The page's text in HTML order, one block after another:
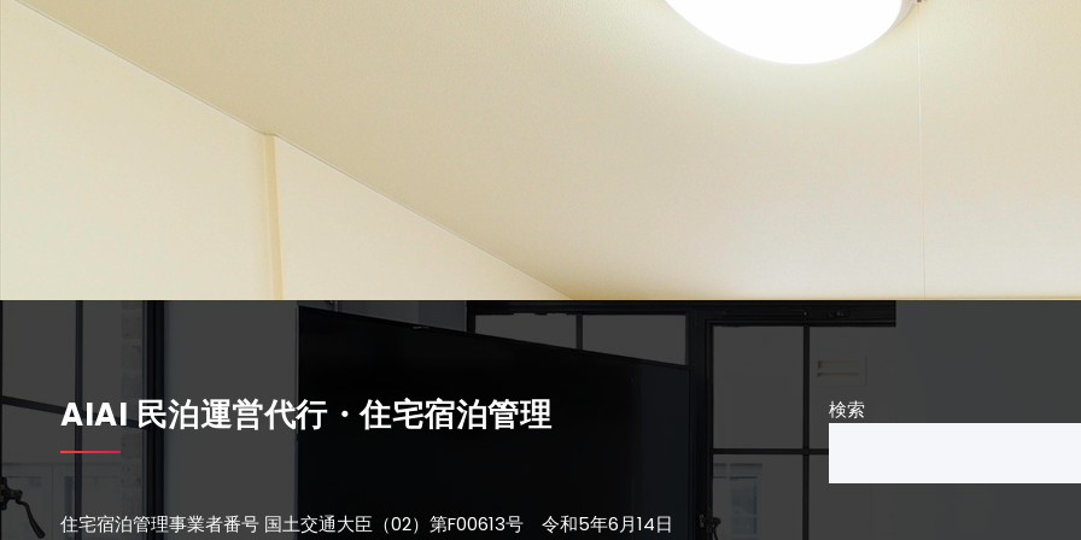
AIAI 民泊運営代行・住宅宿泊管理
住宅宿泊管理事業者番号 国土交通大臣（02）第F00613号 令和5年6月14日
検索